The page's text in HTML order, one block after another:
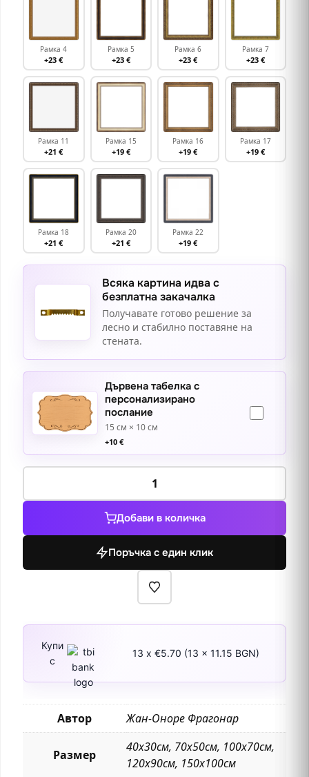
Рамка 4
+23 €
Рамка 5
+23 €
Рамка 6
+23 €
Рамка 7
+23 €
Рамка 11
+21 €
Рамка 15
+19 €
Рамка 16
+19 €
Рамка 17
+19 €
Рамка 18
+21 €
Рамка 20
+21 €
Рамка 22
+19 €
Всяка картина идва с
безплатна закачалка
Получавате готово решение за
лесно и стабилно поставяне на
стената.
Дървена табелка с
персонализирано
послание
15 см × 10 см
+10 €
количество
Даяна
Ендимион
Добави в количка
Поръчка с един клик
Купи
с
13 x €5.70 (13 x 11.15 BGN)
Автор Жан-Оноре Фрагонар
Размер
40х30см, 70х50см, 100х70см,
120х90см, 150х100см